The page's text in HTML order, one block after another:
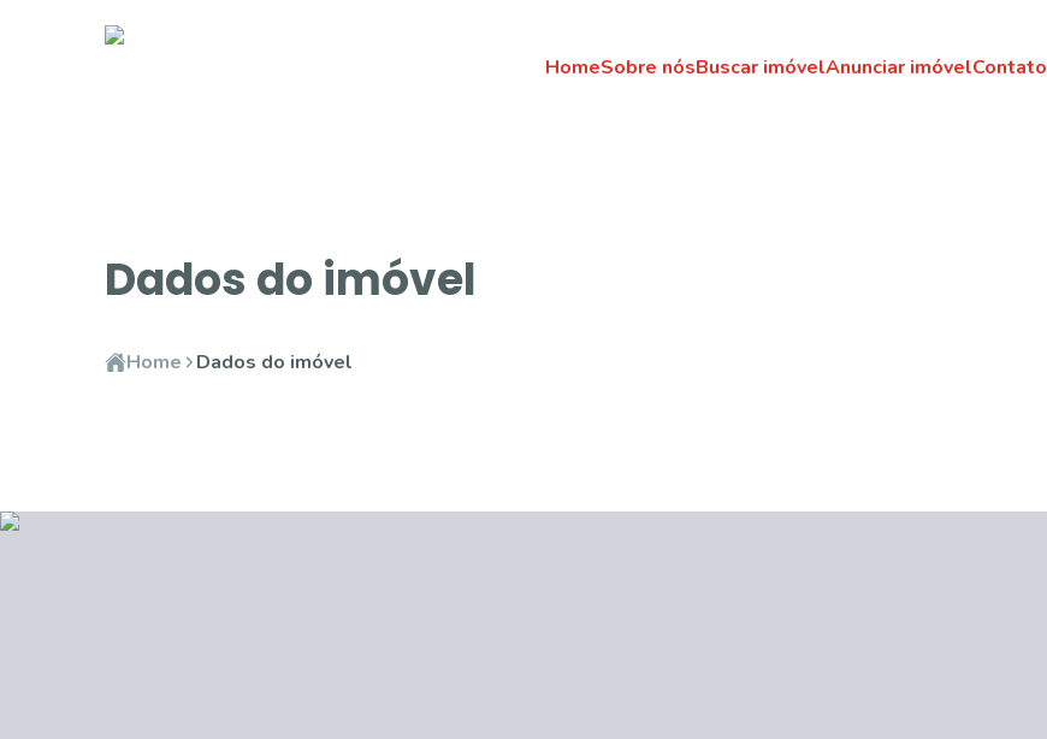
HomeSobre nósBuscar imóvelAnunciar imóvelContato
Dados do imóvel
Home Dados do imóvel